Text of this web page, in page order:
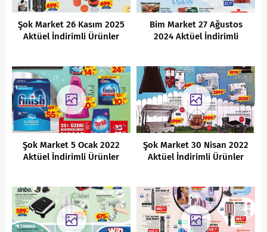
Şok Market 26 Kasım 2025
Aktüel İndirimli Ürünler
Bim Market 27 Ağustos
2024 Aktüel İndirimli
Şok Market 5 Ocak 2022
Aktüel İndirimli Ürünler
Şok Market 30 Nisan 2022
Aktüel İndirimli Ürünler